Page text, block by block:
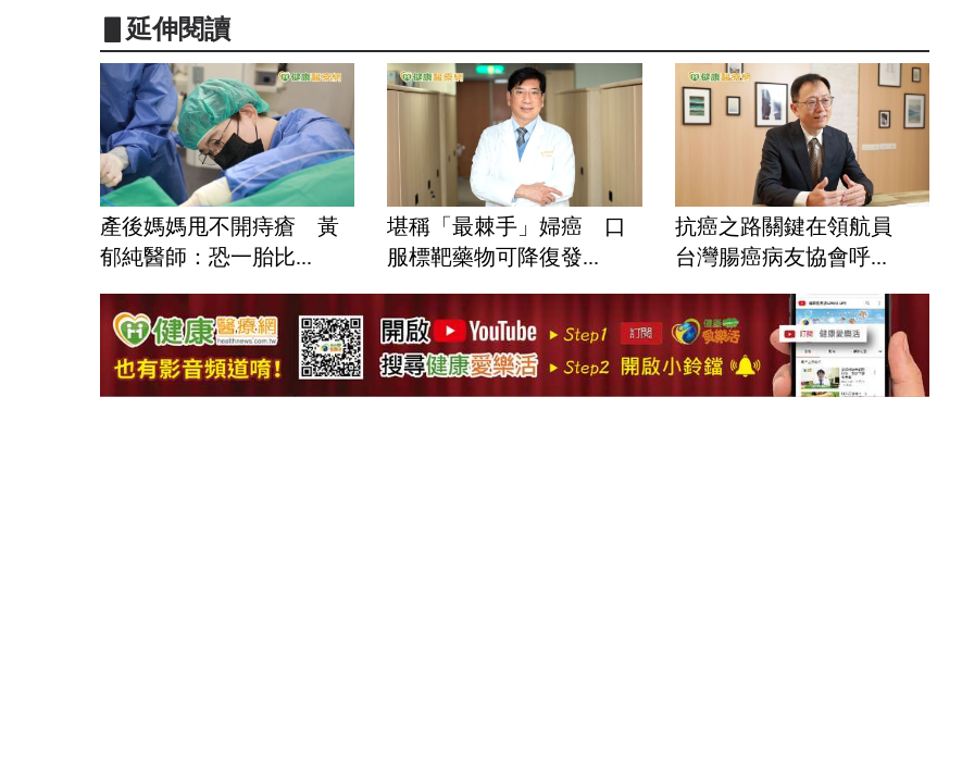
▋延伸閱讀
產後媽媽甩不開痔瘡 黃
郁純醫師：恐一胎比...
堪稱「最棘手」婦癌 口
服標靶藥物可降復發...
抗癌之路關鍵在領航員
台灣腸癌病友協會呼...